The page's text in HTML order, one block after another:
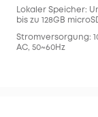
Lokaler Speicher:
bis zu 128GB
Stromversorgung:
AC, 50~60Hz